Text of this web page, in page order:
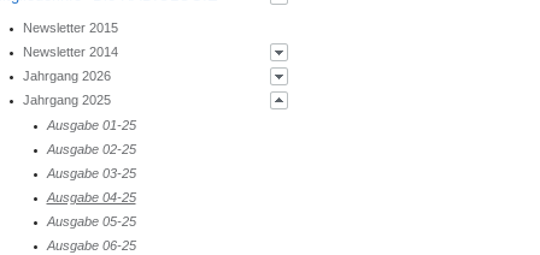
Prüfverfahren
Ärztliche Tätigkeit am Krankenhaus
Versicherungs- und Serviceleistungen
Berufshaftpflichtversicherung
Elektronik-Versicherung
Qualitätsmanagement - Arbeitsschutz
PUQ® RADNUK das QM-System im
Rahmenvertrag des BDR und BDN
Auslegung der Gebührenordnungen
Newsletter 2015
Newsletter 2014
Ausgabe 01-14
Weihnachten 2013
Ausgabe 02-14
Ausgabe 03-14
Ausgabe 04-14
Ausgabe 05-14
Ausgabe 06-14
Ausgabe 07-14
Jahrgang 2026
Ausgabe 01-26
Ausgabe 02-26
Ausgabe 03-26
Ausgabe 04-26
Ausgabe 05-26
Ausgabe 06-26
Ausgabe 07-26
Jahrgang 2025
Ausgabe 01-25
Ausgabe 02-25
Ausgabe 03-25
Ausgabe 04-25
Ausgabe 05-25
Ausgabe 06-25